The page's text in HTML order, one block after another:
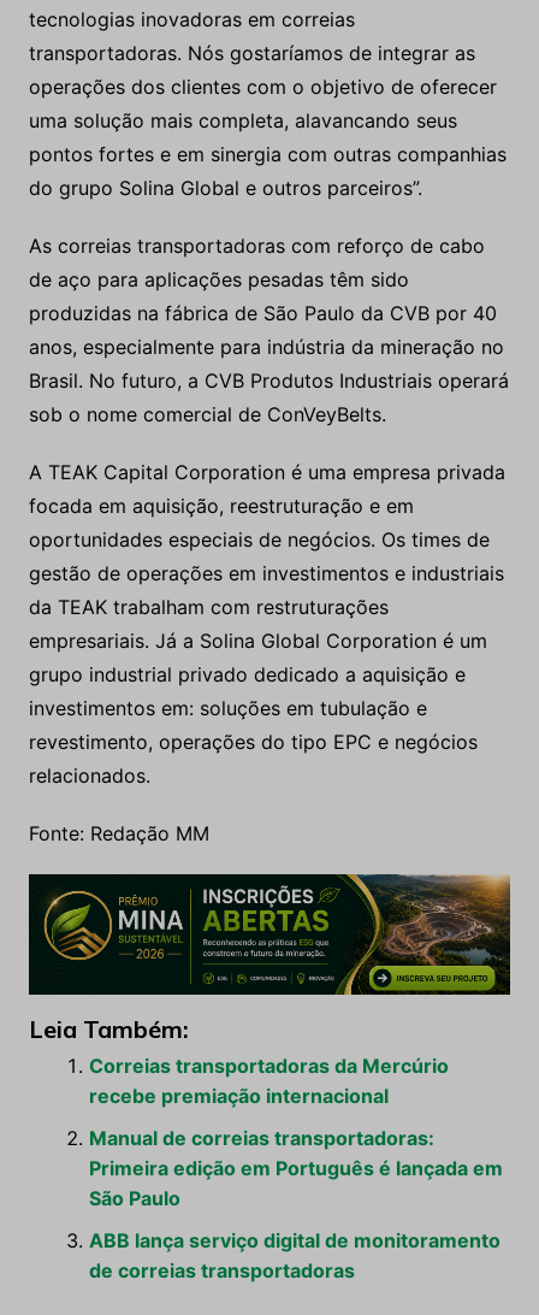
tecnologias inovadoras em correias
transportadoras. Nós gostaríamos de integrar as
operações dos clientes com o objetivo de oferecer
uma solução mais completa, alavancando seus
pontos fortes e em sinergia com outras companhias
do grupo Solina Global e outros parceiros”.
As correias transportadoras com reforço de cabo
de aço para aplicações pesadas têm sido
produzidas na fábrica de São Paulo da CVB por 40
anos, especialmente para indústria da mineração no
Brasil. No futuro, a CVB Produtos Industriais operará
sob o nome comercial de ConVeyBelts.
A TEAK Capital Corporation é uma empresa privada
focada em aquisição, reestruturação e em
oportunidades especiais de negócios. Os times de
gestão de operações em investimentos e industriais
da TEAK trabalham com restruturações
empresariais. Já a Solina Global Corporation é um
grupo industrial privado dedicado a aquisição e
investimentos em: soluções em tubulação e
revestimento, operações do tipo EPC e negócios
relacionados.
Fonte: Redação MM
Leia Também:
Correias transportadoras da Mercúrio
recebe premiação internacional
Manual de correias transportadoras:
Primeira edição em Português é lançada em
São Paulo
ABB lança serviço digital de monitoramento
de correias transportadoras